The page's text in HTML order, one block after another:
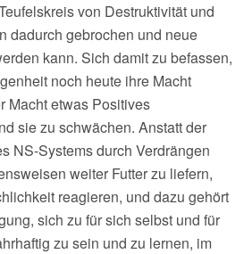
von Destruktivität und
dadurch gebrochen und neue
kann. Sich damit zu befassen,
noch heute ihre Macht
Macht etwas Positives
sie zu schwächen. Anstatt der
NS-Systems durch Verdrängen
weiter Futter zu liefern,
reagieren, und dazu gehört
sich zu für sich selbst und für
zu sein und zu lernen, im